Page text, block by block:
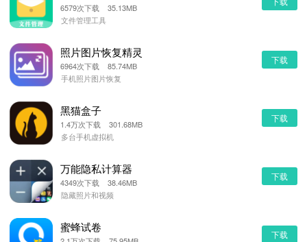
6579次下载 35.13MB
文件管理工具
照片图片恢复精灵
6964次下载 85.74MB
手机照片图片恢复
下载
黑猫盒子
1.4万次下载 301.68MB
多台手机虚拟机
下载
万能隐私计算器
4349次下载 38.46MB
隐藏照片和视频
下载
蜜蜂试卷
下载